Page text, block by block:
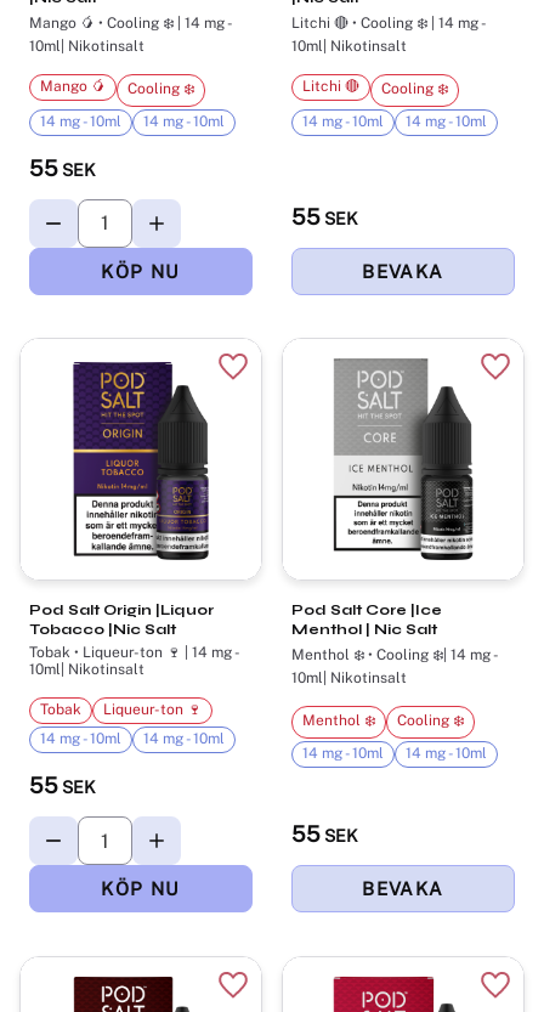
Mango 🥭 • Cooling ❄️ | 14 mg -
10ml| Nikotinsalt
55 SEK
Mango 🥭
Cooling ❄️
14 mg - 10ml
14 mg - 10ml
Litchi 🔴 • Cooling ❄️ | 14 mg -
10ml| Nikotinsalt
55 SEK
Litchi 🔴
Cooling ❄️
14 mg - 10ml
14 mg - 10ml
Pod Salt Origin |Liquor
Tobacco |Nic Salt
Tobak • Liqueur-ton 🍷 | 14 mg -
10ml| Nikotinsalt
55 SEK
Tobak
Liqueur-ton 🍷
14 mg - 10ml
14 mg - 10ml
Lägg till i favoriter
Pod Salt Core |Ice
Menthol | Nic Salt
Menthol ❄️​ • Cooling ❄️| 14 mg -
10ml| Nikotinsalt
55 SEK
Menthol ❄️​
Cooling ❄️
14 mg - 10ml
14 mg - 10ml
Lägg till i favoriter